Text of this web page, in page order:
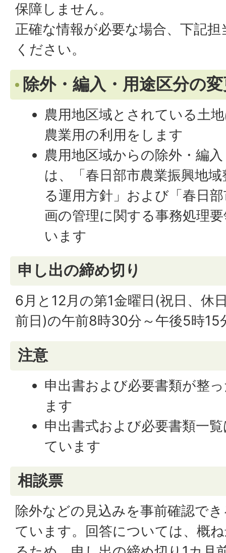
保障しません。
正確な情報が必要な場合、下記
ください。
除外・編入・用途区分の
農用地区域とされている土
農業用の利用をします
農用地区域からの除外・編
は、「春日部市農業振興地
る運用方針」および「春日
画の管理に関する事務処理
います
申し出の締め切り
6月と12月の第1金曜日(祝日、休
前日)の午前8時30分～午後5時15
注意
申出書および必要書類が整
ます
申出書式および必要書類一
ています
相談票
除外などの見込みを事前確認で
ています。回答については、概